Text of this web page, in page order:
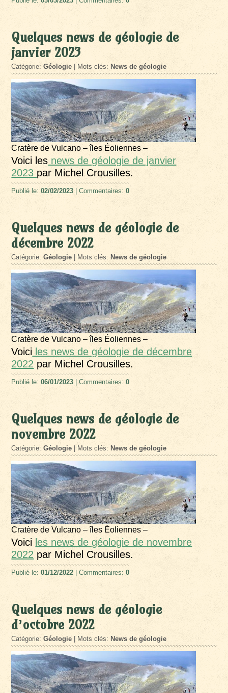
Quelques news de géologie de
janvier 2023
Catégorie:Géologie | Mots clés: News de géologie
Cratère de Vulcano – îles Éoliennes –
Voici les news de géologie de janvier
2023 par Michel Crousilles.
Publié le:02/02/2023 | Commentaires:0
Quelques news de géologie de
décembre 2022
Catégorie:Géologie | Mots clés: News de géologie
Cratère de Vulcano – îles Éoliennes –
Voici les news de géologie de décembre
2022 par Michel Crousilles.
Publié le:06/01/2023 | Commentaires:0
Quelques news de géologie de
novembre 2022
Catégorie:Géologie | Mots clés: News de géologie
Cratère de Vulcano – îles Éoliennes –
Voici les news de géologie de novembre
2022 par Michel Crousilles.
Publié le:01/12/2022 | Commentaires:0
Quelques news de géologie
d’octobre 2022
Catégorie:Géologie | Mots clés: News de géologie